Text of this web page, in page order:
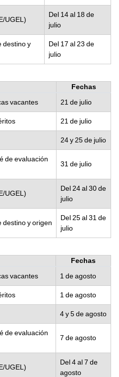
UGEL)
Del 14 al 18 de
julio
destino y
Del 17 al 23 de
julio
Fechas
vacantes
21 de julio
21 de julio
24 y 25 de julio
de evaluación
31 de julio
UGEL)
Del 24 al 30 de
julio
destino y origen
Del 25 al 31 de
julio
Fechas
vacantes
1 de agosto
1 de agosto
4 y 5 de agosto
de evaluación
7 de agosto
UGEL)
Del 4 al 7 de
agosto